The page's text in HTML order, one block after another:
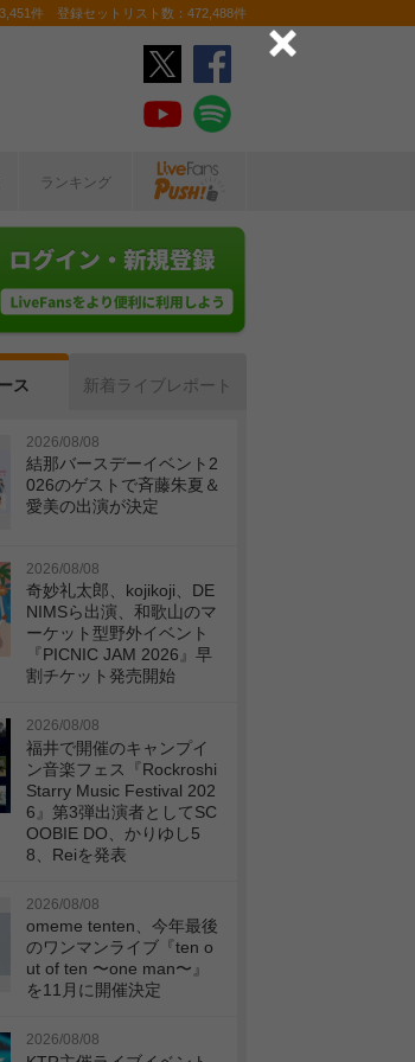
件 登録セットリスト数：472,488件
ランキング
ス 新着ライブレポート
2026/08/08
結那バースデーイベント2
026のゲストで斉藤朱夏＆
愛美の出演が決定
2026/08/08
奇妙礼太郎、kojikoji、DE
NIMSら出演、和歌山のマ
ーケット型野外イベント
『PICNIC JAM 2026』早
割チケット発売開始
2026/08/08
福井で開催のキャンプイ
ン音楽フェス『Rockroshi
Starry Music Festival 202
6』第3弾出演者としてSC
OOBIE DO、かりゆし5
8、Reiを発表
2026/08/08
omeme tenten、今年最後
のワンマンライブ『ten o
ut of ten 〜one man〜』
を11月に開催決定
2026/08/08